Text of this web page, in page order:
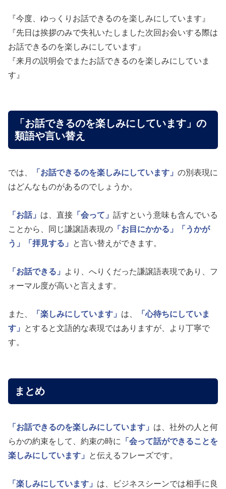
『今度、ゆっくりお話できるのを楽しみにしています』
『先日は挨拶のみで失礼いたしました次回お会いする際は
お話できるのを楽しみにしています』
『来月の説明会でまたお話できるのを楽しみにしていま
す』
「お話できるのを楽しみにしています」の
類語や言い替え
では、 「お話できるのを楽しみにしています」 の別表現に
はどんなものがあるのでしょうか。
「お話」 は、直接 「会って」 話すという意味も含んでいる
ことから、同じ謙譲語表現の 「お目にかかる」
「うかが
う」
「拝見する」 と言い替えができます。
「お話できる」
より、へりくだった謙譲語表現であり、フ
ォーマル度が高いと言えます。
また、 「楽しみにしています」 は、
「心待ちにしていま
す」
とすると文語的な表現ではありますが、より丁寧で
す。
まとめ
「お話できるのを楽しみにしています」 は、社外の人と何
らかの約束をして、約束の時に
「会って話ができることを
楽しみにしています」
と伝えるフレーズです。
「楽しみにしています」 は、ビジネスシーンでは相手に良